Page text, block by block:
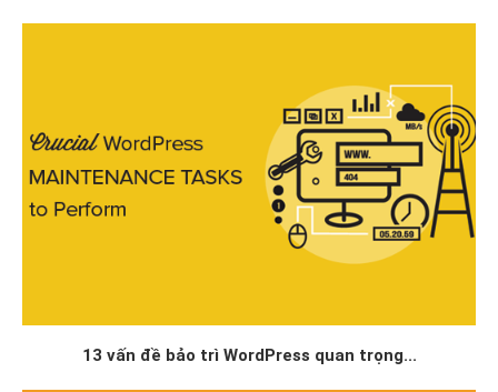
13 vấn đề bảo trì WordPress quan trọng...